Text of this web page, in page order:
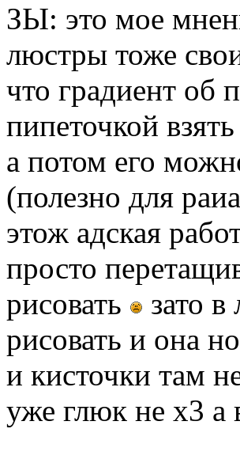
ЗЫ: это мое
люстры тоже
что градиент об
пипеточкой
а потом его
(полезно для
этож адская
просто
рисовать
зато
рисовать и она
и кисточки там
уже глюк не х3 а